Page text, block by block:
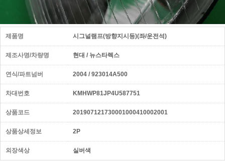
제품명 시그널램프(방향지시등)(좌/운전석)
제조사명/차량명 현대 / 뉴스타렉스
연식/파트넘버 2004 / 923014A500
차대번호 KMHWP81JP4U587751
상품코드 201907121730001000410002001
상품상세정보 2P
외장색상 실버색